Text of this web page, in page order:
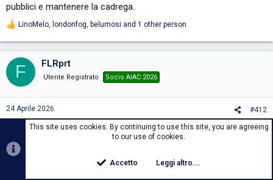
pubblici e mantenere la cadrega.
R
t
i
n
s
LinoMelo londonfog belumosi and 1 other person
F FLRprt
Utente Registrato Socio AIAC 2026
24 Aprile 2026 #412
ISTAT - popolazione residente per province al 1/1/2023 (dato più
recenti sul sito; non credo che ci siano state variazioni tali da
stravolgere i numeri)
This site uses cookies. By continuing to use this site, you are agreeing
to our use of cookies.
Accetto Leggi altro....